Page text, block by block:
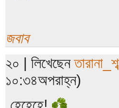
জবাব
২০ | লিখেছেন
১০:৩৪অপরাহ্ন)
হেহেহে!